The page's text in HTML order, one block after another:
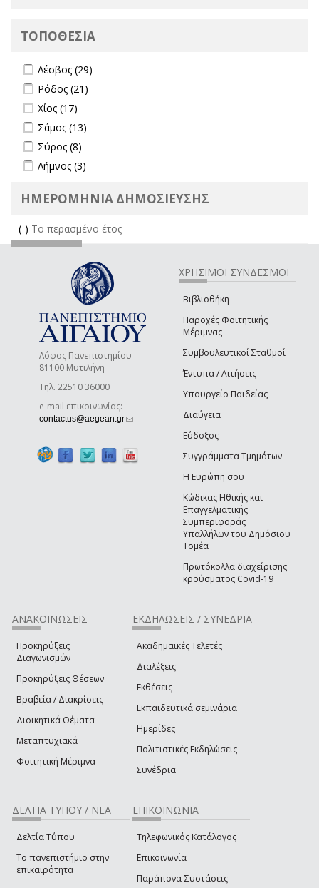
ΤΟΠΟΘΕΣΙΑ
Apply Λέσβος filter
Λέσβος (29)
Apply Ρόδος filter
Ρόδος (21)
Apply Χίος filter
Χίος (17)
Apply Σάμος filter
Σάμος (13)
Apply Σύρος filter
Σύρος (8)
Apply Λήμνος filter
Λήμνος (3)
ΗΜΕΡΟΜΗΝΙΑ ΔΗΜΟΣΙΕΥΣΗΣ
(-) Remove Το περασμένο έτος filter
Το περασμένο έτος
Λόφος Πανεπιστημίου
81100 Μυτιλήνη
Τηλ. 22510 36000
e-mail επικοινωνίας:
contactus@aegean.gr(link sends e-mail)
ΧΡΗΣΙΜΟΙ ΣΥΝΔΕΣΜΟΙ
Βιβλιοθήκη
Παροχές Φοιτητικής
Μέριμνας
Συμβουλευτικοί Σταθμοί
Έντυπα / Αιτήσεις
Υπουργείο Παιδείας
Διαύγεια
Εύδοξος
Συγγράμματα Τμημάτων
Η Ευρώπη σου
Κώδικας Ηθικής και
Επαγγελματικής
Συμπεριφοράς
Υπαλλήλων του Δημόσιου
Τομέα
Πρωτόκολλα διαχείρισης
κρούσματος Covid-19
ΑΝΑΚΟΙΝΩΣΕΙΣ
Προκηρύξεις
Διαγωνισμών
Προκηρύξεις Θέσεων
Βραβεία / Διακρίσεις
Διοικητικά Θέματα
Μεταπτυχιακά
Φοιτητική Μέριμνα
ΕΚΔΗΛΩΣΕΙΣ / ΣΥΝΕΔΡΙΑ
Ακαδημαϊκές Τελετές
Διαλέξεις
Εκθέσεις
Εκπαιδευτικά σεμινάρια
Ημερίδες
Πολιτιστικές Εκδηλώσεις
Συνέδρια
ΔΕΛΤΙΑ ΤΥΠΟΥ / ΝΕΑ
Δελτία Τύπου
Το πανεπιστήμιο στην
επικαιρότητα
ΕΠΙΚΟΙΝΩΝΙΑ
Τηλεφωνικός Κατάλογος
Επικοινωνία
Παράπονα-Συστάσεις